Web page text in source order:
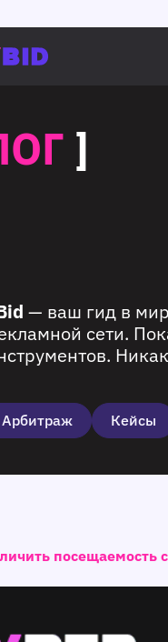
]
— ваш гид в
сети.
Арбитраж Кейсы